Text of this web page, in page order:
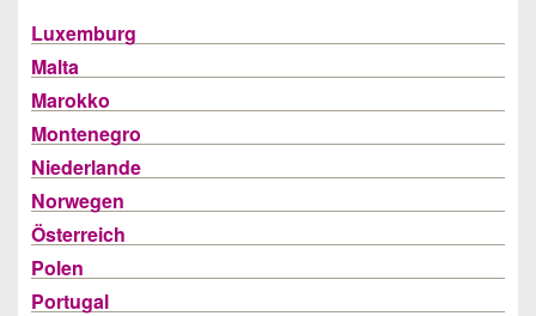
Luxemburg
Malta
Marokko
Montenegro
Niederlande
Norwegen
Österreich
Polen
Portugal